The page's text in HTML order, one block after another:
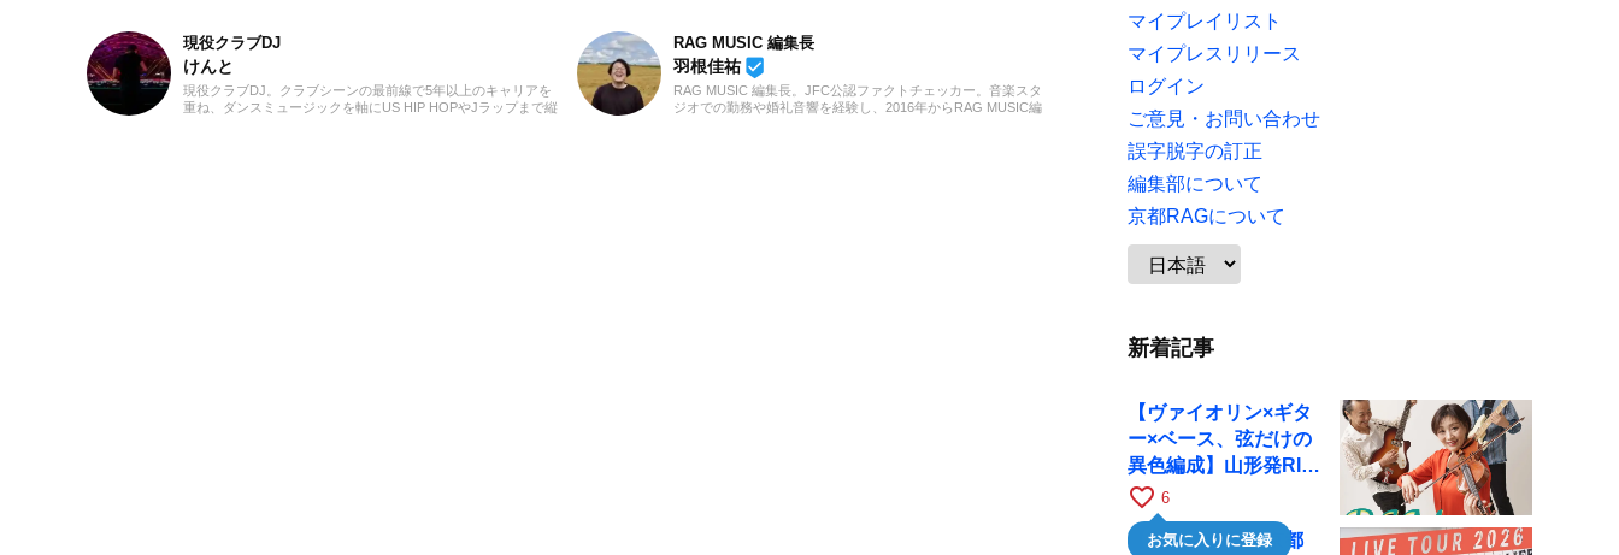
現役クラブDJ
けんと
現役クラブDJ。クラブシーンの最前線で5年以上のキャリアを
重ね、ダンスミュージックを軸にUS HIP HOPやJラップまで縦
RAG MUSIC 編集長
羽根佳祐 beenhere
RAG MUSIC 編集長。JFC公認ファクトチェッカー。音楽スタ
ジオでの勤務や婚礼音響を経験し、2016年からRAG MUSIC編
マイプレイリスト
マイプレスリリース
ログイン
ご意見・お問い合わせ
誤字脱字の訂正
編集部について
京都RAGについて
新着記事
【ヴァイオリン×ギタ
ー×ベース、弦だけの
異色編成】山形発RIM
が初全国ツアーで8月
17日にRAGへ
favorite_border 6
お気に入りに登録
【35年の轟音、京都